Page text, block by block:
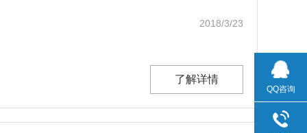
2018/3/23
了解详情
QQ咨询